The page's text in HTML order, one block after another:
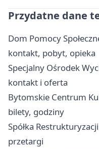
Przydatne dane
Dom Pomocy
kontakt, pobyt, opieka
Specjalny Ośrodek
kontakt i oferta
Bytomskie Centrum
bilety, godziny
Spółka
przetargi